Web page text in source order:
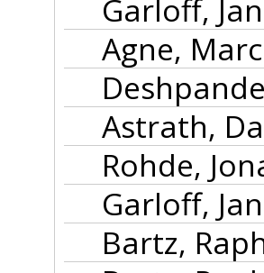
Garloff,
Agne,
Astrath,
Rohde,
Garloff,
Bartz,